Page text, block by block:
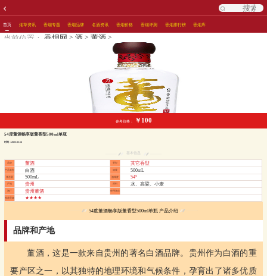
首页 烟草资讯 香烟专题 香烟品牌 名酒资讯 香烟价格 香烟评测 香烟排行榜 香烟库
当前位置： 香烟网 >酒 >董酒 >
参考价格： ￥100
54度董酒畅享版董香型500ml单瓶
时间：2023-05-16
基本信息
品牌 董酒 香型 其它香型
产品类型 白酒 500mL
净含量 500mL 酒精度 54°
产地 贵州 水、高粱、小麦
酒厂 贵州董酒 使用场合
推荐星级 ★★★★
54度董酒畅享版董香型500ml单瓶 产品介绍
品牌和产地
董酒，这是一款来自贵州的著名白酒品牌。贵州作为白酒的重
要产区之一，以其独特的地理环境和气候条件，孕育出了诸多优质